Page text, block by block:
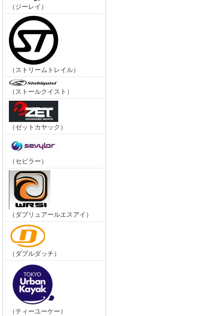
（ジーレイ）
（ストリームトレイル）
（ストールクイスト）
（ゼットカヤック）
（セビラー）
（ダブリュアールエスアイ）
（ダブルダッチ）
（ティーユーケー）